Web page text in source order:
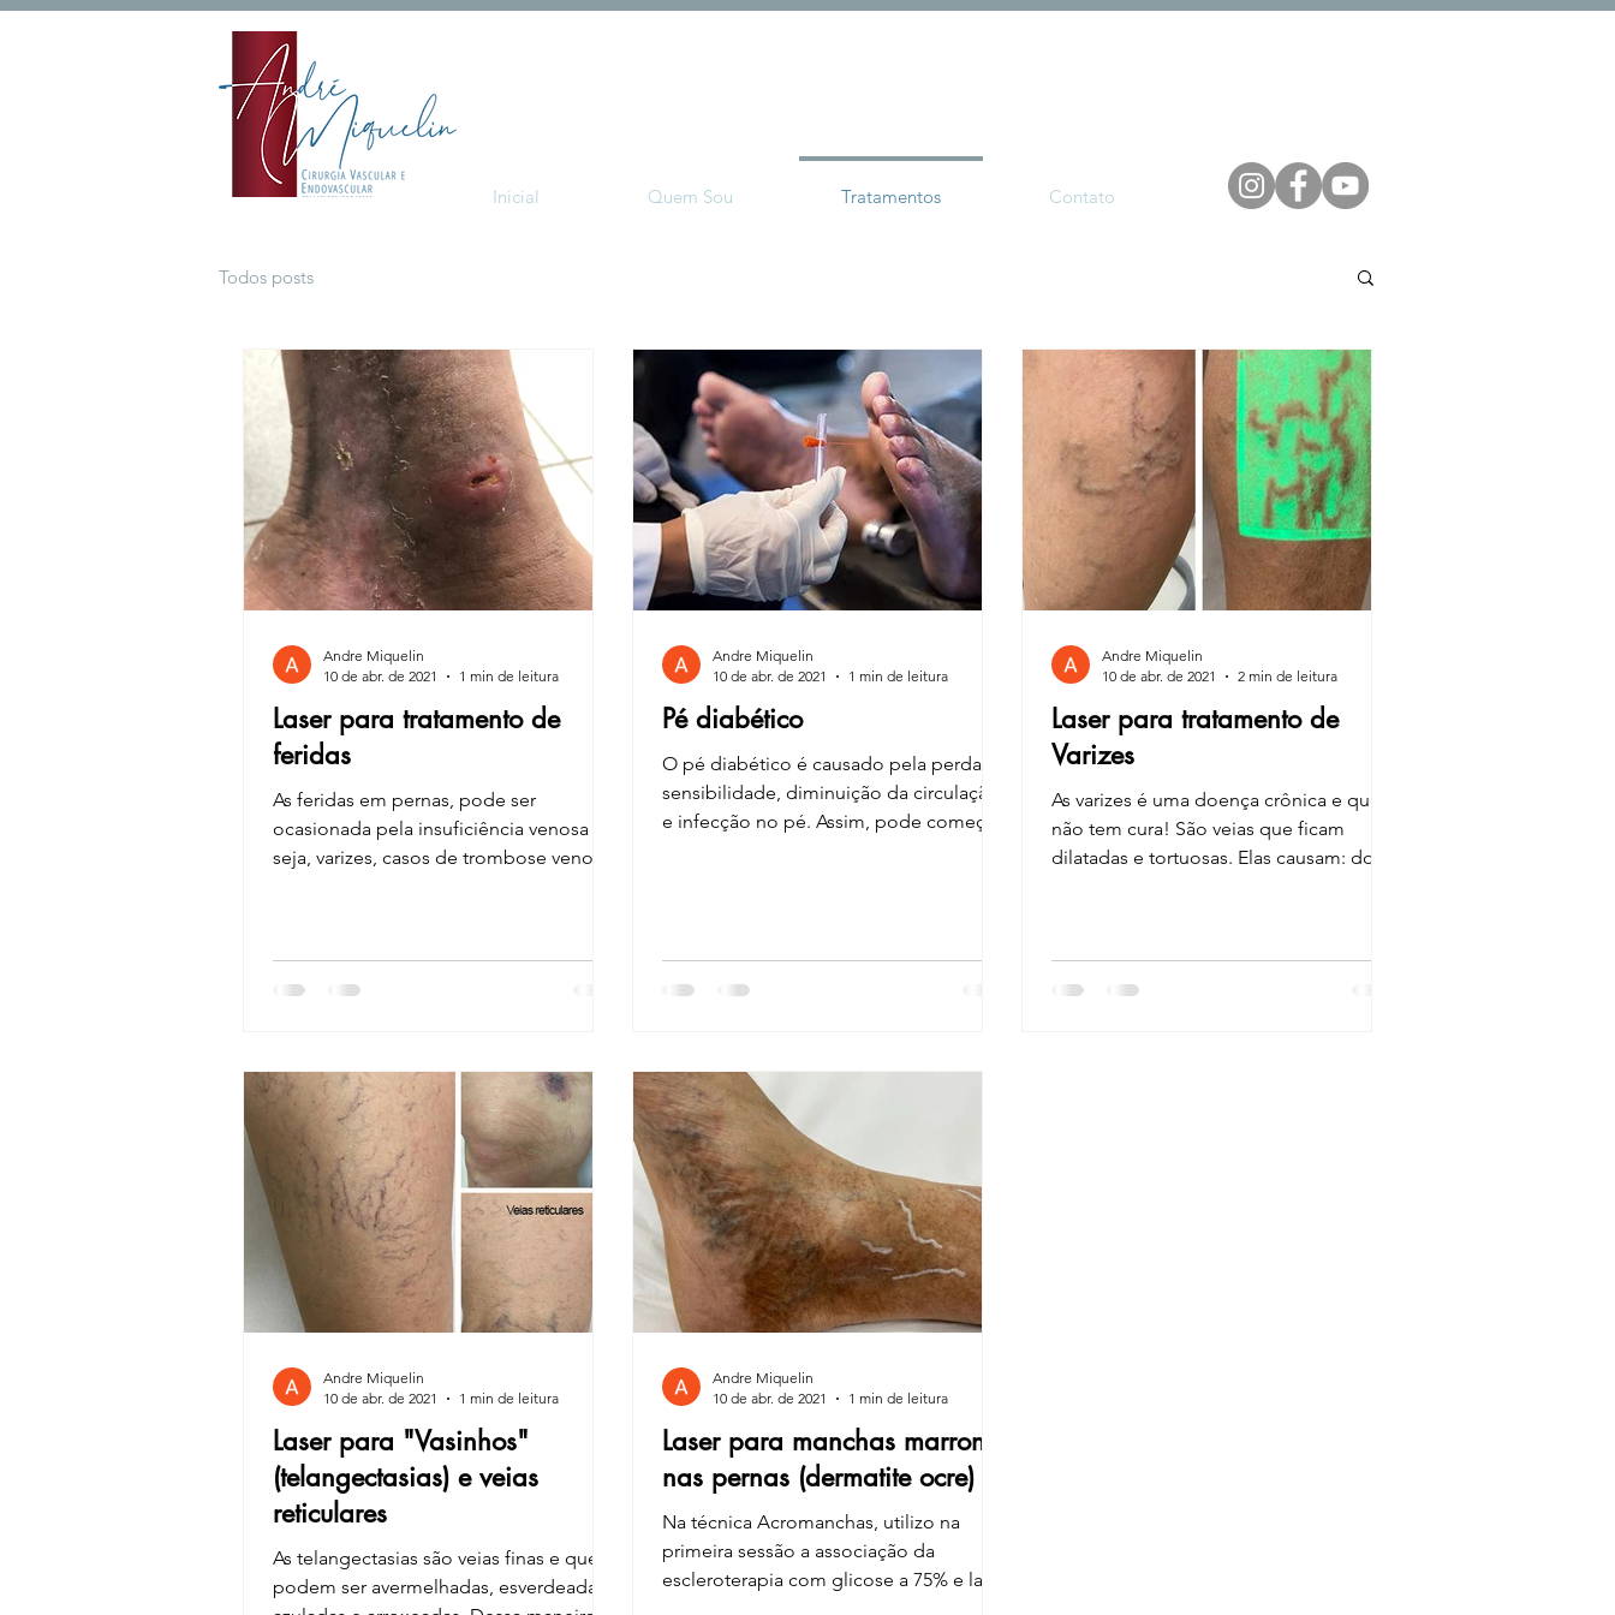
Inicial Quem Sou Tratamentos Contato
Todos posts
Laser para tratamento de
feridas
As feridas em pernas, pode ser
ocasionada pela insuficiência venosa (ou
seja, varizes, casos de trombose venosa
Andre Miquelin
10 de abr. de 2021
1 min de leitura
Pé diabético
O pé diabético é causado pela perda da
sensibilidade, diminuição da circulação
e infecção no pé. Assim, pode começar
Andre Miquelin
10 de abr. de 2021
1 min de leitura
Laser para tratamento de
Varizes
As varizes é uma doença crônica e que
não tem cura! São veias que ficam
dilatadas e tortuosas. Elas causam: dor,
Andre Miquelin
10 de abr. de 2021
2 min de leitura
Laser para "Vasinhos"
(telangectasias) e veias
reticulares
As telangectasias são veias finas e que
podem ser avermelhadas, esverdeadas,
Andre Miquelin
10 de abr. de 2021
1 min de leitura
Laser para manchas marrons
nas pernas (dermatite ocre)
Na técnica Acromanchas, utilizo na
primeira sessão a associação da
escleroterapia com glicose a 75% e laser
Andre Miquelin
10 de abr. de 2021
1 min de leitura